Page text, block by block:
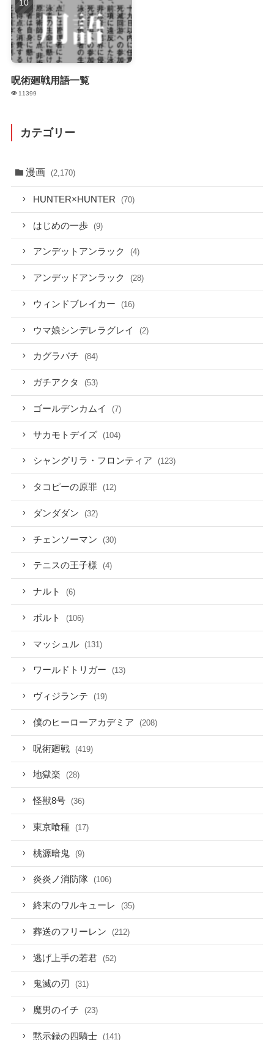
呪術廻戦用語一覧
11399
カテゴリー
漫画 (2,170)
HUNTER×HUNTER (70)
はじめの一歩 (9)
アンデットアンラック (4)
アンデッドアンラック (28)
ウィンドブレイカー (16)
ウマ娘シンデレラグレイ (2)
カグラバチ (84)
ガチアクタ (53)
ゴールデンカムイ (7)
サカモトデイズ (104)
シャングリラ・フロンティア (123)
タコピーの原罪 (12)
ダンダダン (32)
チェンソーマン (30)
テニスの王子様 (4)
ナルト (6)
ボルト (106)
マッシュル (131)
ワールドトリガー (13)
ヴィジランテ (19)
僕のヒーローアカデミア (208)
呪術廻戦 (419)
地獄楽 (28)
怪獣8号 (36)
東京喰種 (17)
桃源暗鬼 (9)
炎炎ノ消防隊 (106)
終末のワルキューレ (35)
葬送のフリーレン (212)
逃げ上手の若君 (52)
鬼滅の刃 (31)
魔男のイチ (23)
黙示録の四騎士 (141)